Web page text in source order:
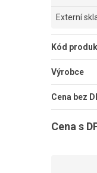
Externí
Kód
Výrobce
Cena bez
Cena s